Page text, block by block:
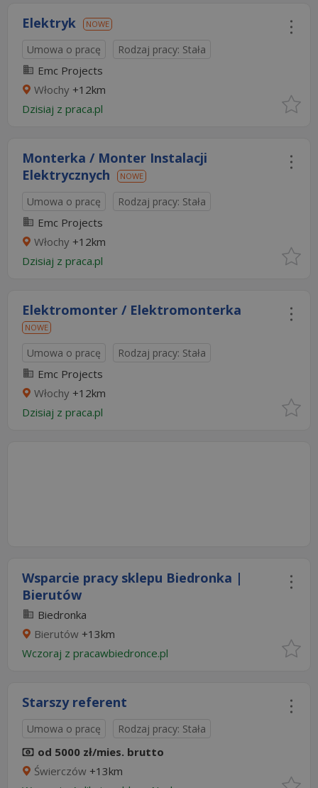
Elektryk NOWE
Umowa o pracę Rodzaj pracy: Stała
Emc Projects
Włochy +12km
Dzisiaj z praca.pl
Monterka / Monter Instalacji
Elektrycznych
NOWE
Umowa o pracę Rodzaj pracy: Stała
Emc Projects
Włochy +12km
Dzisiaj z praca.pl
Elektromonter / Elektromonterka
NOWE
Umowa o pracę Rodzaj pracy: Stała
Emc Projects
Włochy +12km
Dzisiaj z praca.pl
Wsparcie pracy sklepu Biedronka |
Bierutów
Biedronka
Bierutów +13km
Wczoraj z pracawbiedronce.pl
Starszy referent
Umowa o pracę Rodzaj pracy: Stała
od 5000 zł/mies. brutto
Świerczów +13km